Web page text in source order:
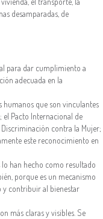
desamparadas, de
para dar cumplimiento a
adecuada en la
humanos que son vinculantes
el Pacto Internacional de
contra la Mujer;
este reconocimiento en
han hecho como resultado
porque es un mecanismo
y contribuir al bienestar
más claras y visibles. Se